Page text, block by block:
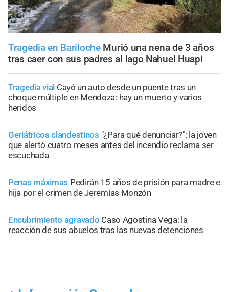
Tragedia en Bariloche Murió una nena de 3 años
tras caer con sus padres al lago Nahuel Huapi
Tragedia vial Cayó un auto desde un puente tras un
choque múltiple en Mendoza: hay un muerto y varios
heridos
Geriátricos clandestinos "¿Para qué denunciar?": la joven
que alertó cuatro meses antes del incendio reclama ser
escuchada
Penas máximas Pedirán 15 años de prisión para madre e
hija por el crimen de Jeremías Monzón
Encubrimiento agravado Caso Agostina Vega: la
reacción de sus abuelos tras las nuevas detenciones